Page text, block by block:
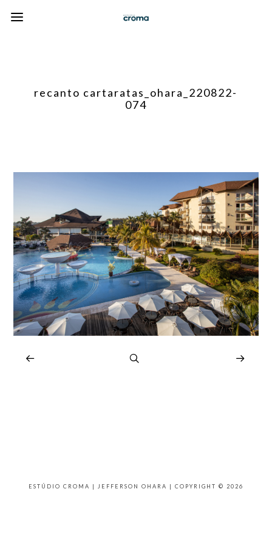
recanto cartaratas_ohara_220822-
074
ESTÚDIO CROMA | JEFFERSON OHARA | COPYRIGHT © 2026